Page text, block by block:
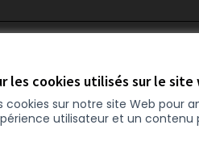
les cookies utilisés sur le site
cookies sur notre site Web
utilisateur et un contenu